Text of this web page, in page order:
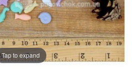
Tap to expand